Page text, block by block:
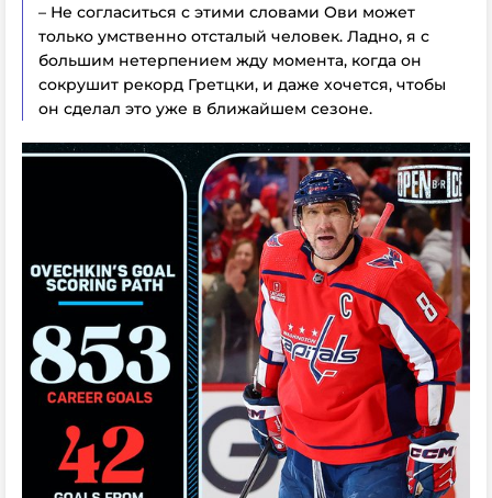
– Не согласиться с этими словами Ови может
только умственно отсталый человек. Ладно, я с
большим нетерпением жду момента, когда он
сокрушит рекорд Гретцки, и даже хочется, чтобы
он сделал это уже в ближайшем сезоне.